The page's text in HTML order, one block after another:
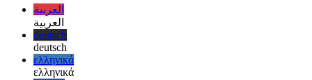
afrikaans
afrikaans
العربية
العربية
deutsch